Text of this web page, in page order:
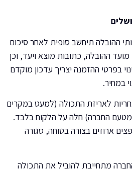
ההובלה תיחשב סופית לאחר סיכום
ההובלה, כתובות מוצא ויעד, וכן
בפרטי ההזמנה יצריך עדכון מוקדם
במחיר.
לאריזת התכולה (למעט במקרים
מטעם החברה) חלה על הלקוח בלבד.
ארוזים בצורה בטוחה, סגורה
מתחייבת להוביל את התכולה